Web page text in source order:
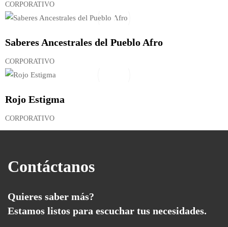
CORPORATIVO
Saberes Ancestrales del Pueblo Afro
CORPORATIVO
Rojo Estigma
CORPORATIVO
Contáctanos
Quieres saber más?
Estamos listos para escuchar tus necesidades.